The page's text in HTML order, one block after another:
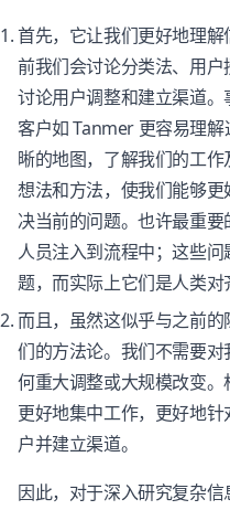
首先，它让我们更好地理
前我们会讨论分类法、用
讨论用户调整和建立渠道
客户如 Tanmer 更容易理
晰的地图，了解我们的工
想法和方法，使我们能够
决当前的问题。也许最重要
人员注入到流程中；这些
题，而实际上它们是人类对
而且，虽然这似乎与之前
们的方法论。我们不需要
何重大调整或大规模改变
更好地集中工作，更好地
户并建立渠道。
因此，对于深入研究复杂